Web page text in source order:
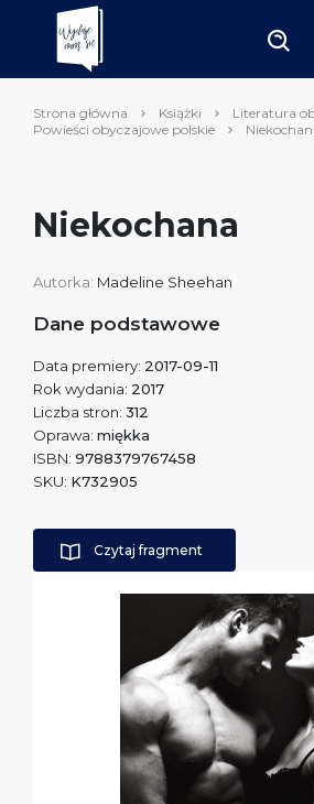
Strona główna Książki
Literatura
Powieści obyczajowe polskie
Niekochana
Autorka: Madeline Sheehan
Dane podstawowe
Data premiery: 2017-09-11
Rok wydania: 2017
Liczba stron: 312
Oprawa: miękka
ISBN: 9788379767458
SKU: K732905
Czytaj fragment